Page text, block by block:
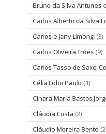
Bruno da Silva Antunes
Carlos Alberto da Silva
Carlos e Jany Limongi (3)
Carlos Oliveira Fróes (9)
Carlos Tasso de Saxe-
Célia Lobo Paulo (1)
Cinara Maria Bastos
Cláudia Costa (2)
Cláudio Moreira Bento